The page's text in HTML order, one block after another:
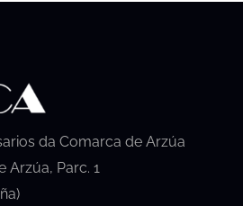
da Comarca de Arzúa
Arzúa, Parc. 1